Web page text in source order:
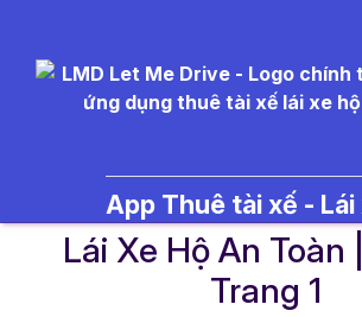
App Thuê tài xế - Lái
tài xế lái xe thuê -
Lái Xe Hộ An Toàn
Trang 1​